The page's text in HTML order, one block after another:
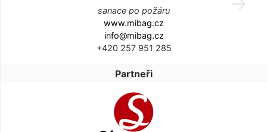
sanace po požáru
www.mibag.cz
info@mibag.cz
+420 257 951 285
Partneři